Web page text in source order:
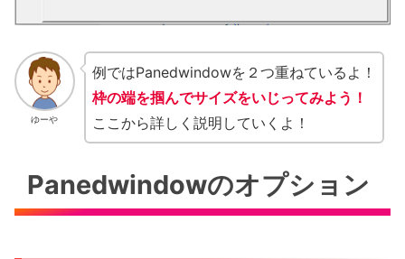
ゆーや
例ではPanedwindowを２つ重ねているよ！
枠の端を掴んでサイズをいじってみよう！
ここから詳しく説明していくよ！
Panedwindowのオプション